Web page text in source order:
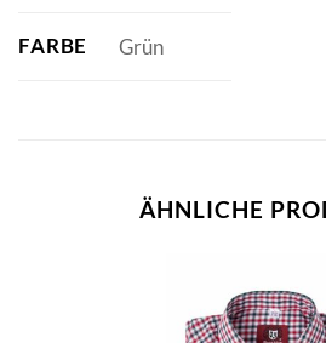
FARBE Grün
ÄHNLICHE